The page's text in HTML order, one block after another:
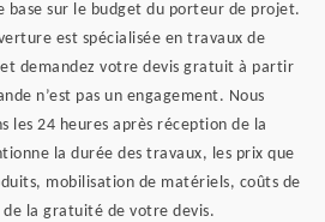
base sur le budget du porteur de projet.
est spécialisée en travaux de
demandez votre devis gratuit à partir
n’est pas un engagement. Nous
les 24 heures après réception de la
la durée des travaux, les prix que
mobilisation de matériels, coûts de
la gratuité de votre devis.